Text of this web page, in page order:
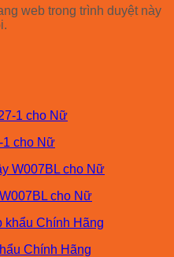
web trong trình duyệt này
1 cho Nữ
cho Nữ
Chính Hãng